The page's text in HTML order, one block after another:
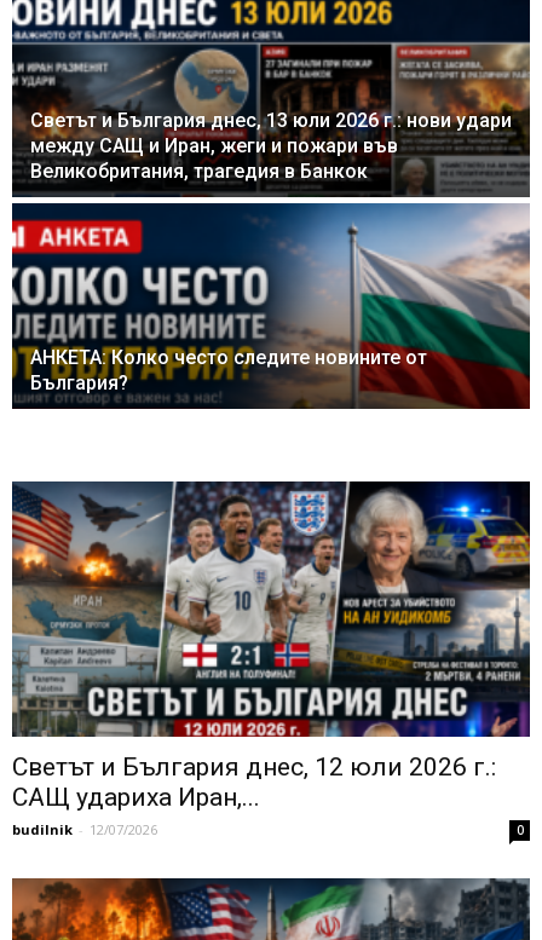
Светът и България днес, 13 юли 2026 г.: нови удари
между САЩ и Иран, жеги и пожари във
Великобритания, трагедия в Банкок
АНКЕТА: Колко често следите новините от
България?
Светът и България днес, 12 юли 2026 г.:
САЩ удариха Иран,...
budilnik - 12/07/2026 0